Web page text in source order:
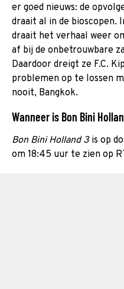
er goed nieuws: de
draait al in de bioscopen.
draait het verhaal weer
af bij de onbetrouwbare
Daardoor dreigt ze F.C.
problemen op te lossen
nooit, Bangkok.
Wanneer is Bon Bini
Bon Bini Holland 3is op
om 18:45 uur te zien op